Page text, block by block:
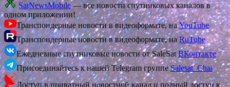
SatNewsMobile— все новости спутниковых каналов в
одном приложении!
Транспондерные новости в видеоформате, наYouTube
Транспондерные новости в видеоформате, наRuTube
Ежедневные спутниковые новости от SaleSatВКонтакте
Присоединяйтесь к нашей Telegram группеSalesat_Chat
Доступ в приватный новостной канал и полный доступ к